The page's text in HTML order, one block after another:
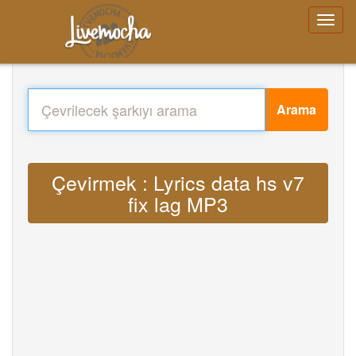
Arama
Çevirmek : Lyrics data hs v7
fix lag MP3